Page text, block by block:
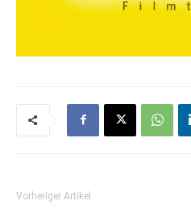
Vorheriger Artikel